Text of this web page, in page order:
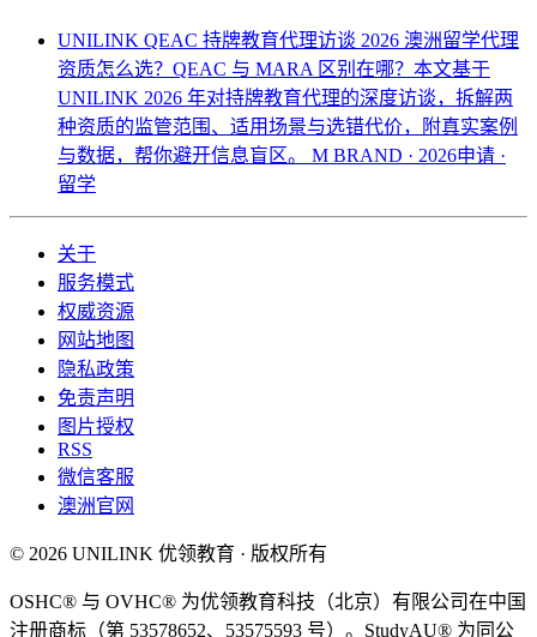
UNILINK QEAC 持牌教育代理访谈 2026 澳洲留学代理
资质怎么选？QEAC 与 MARA 区别在哪？本文基于
UNILINK 2026 年对持牌教育代理的深度访谈，拆解两
种资质的监管范围、适用场景与选错代价，附真实案例
与数据，帮你避开信息盲区。 M BRAND · 2026申请 ·
留学
关于
服务模式
权威资源
网站地图
隐私政策
免责声明
图片授权
RSS
微信客服
澳洲官网
© 2026 UNILINK 优领教育 · 版权所有
OSHC® 与 OVHC® 为优领教育科技（北京）有限公司在中国
注册商标（第 53578652、53575593 号）。StudyAU® 为同公